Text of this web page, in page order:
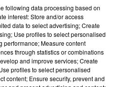
VIGILANCE ORANGE CE WEEK-END
following data processing based on
interest: Store and/or access
data to select advertising; Create
Use profiles to select personalised
performance; Measure content
through statistics or combinations
and improve services; Create
profiles to select personalised
content; Ensure security, prevent and